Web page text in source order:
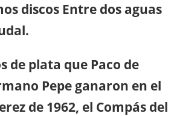
discos Entre dos aguas
de plata que Paco de
Pepe ganaron en el
de 1962, el Compás del